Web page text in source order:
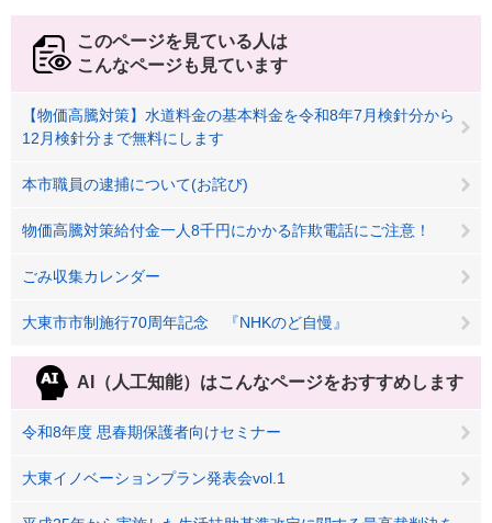
このページを見ている人は
こんなページも見ています
【物価高騰対策】水道料金の基本料金を令和8年7月検針分から
12月検針分まで無料にします
本市職員の逮捕について(お詫び)
物価高騰対策給付金一人8千円にかかる詐欺電話にご注意！
ごみ収集カレンダー
大東市市制施行70周年記念 『NHKのど自慢』
AI（人工知能）はこんなページをおすすめします
令和8年度 思春期保護者向けセミナー
大東イノベーションプラン発表会vol.1